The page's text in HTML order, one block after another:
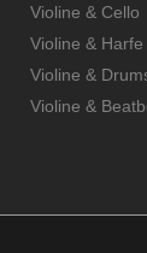
Violine & Cello
Violine & Harfe
Violine &
Violine &